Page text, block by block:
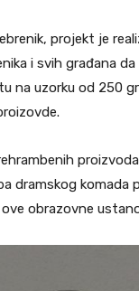
projekt je
i svih građana
na uzorku od 250
dramskog komada
obrazovne